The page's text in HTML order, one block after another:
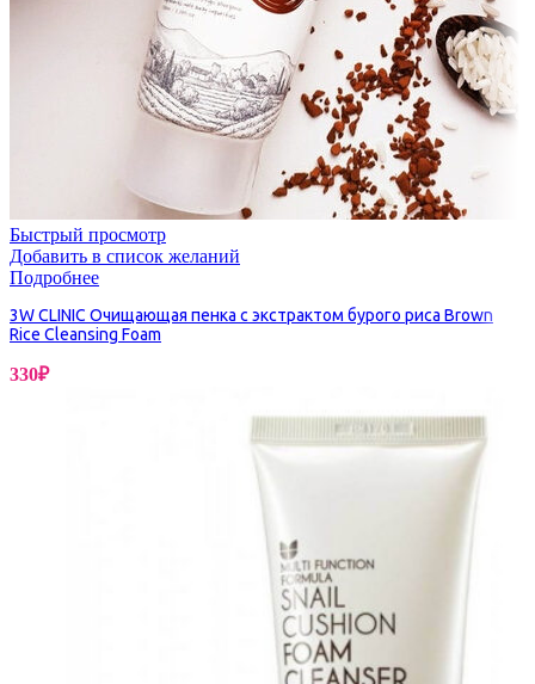
Быстрый просмотр
Добавить в список желаний
Подробнее
3W CLINIC Очищающая пенка с экстрактом бурого риса Brown
Rice Cleansing Foam
330₽